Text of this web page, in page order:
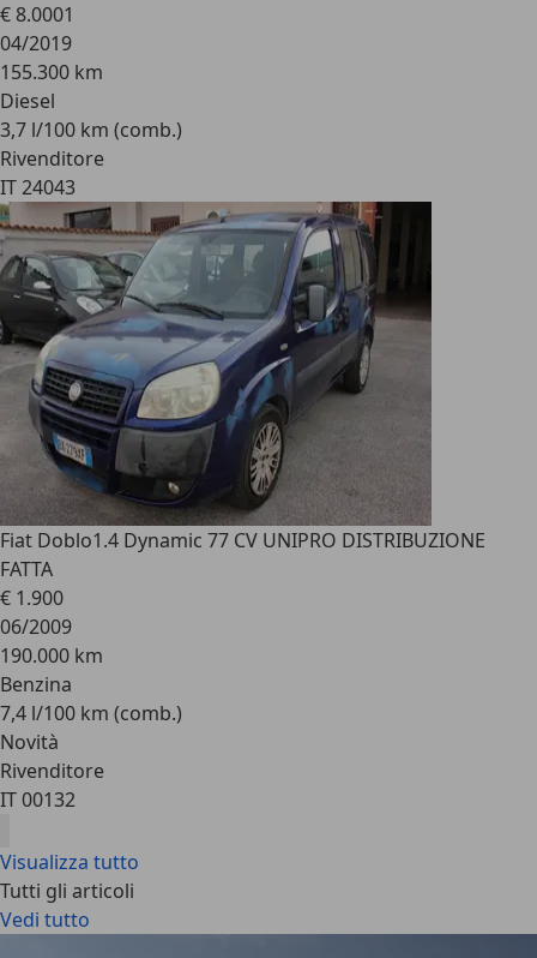
€ 8.0001
04/2019
155.300 km
Diesel
3,7 l/100 km (comb.)
Rivenditore
IT 24043
Fiat Doblo1.4 Dynamic 77 CV UNIPRO DISTRIBUZIONE
FATTA
€ 1.900
06/2009
190.000 km
Benzina
7,4 l/100 km (comb.)
Novità
Rivenditore
IT 00132
Visualizza tutto
Tutti gli articoli
Vedi tutto